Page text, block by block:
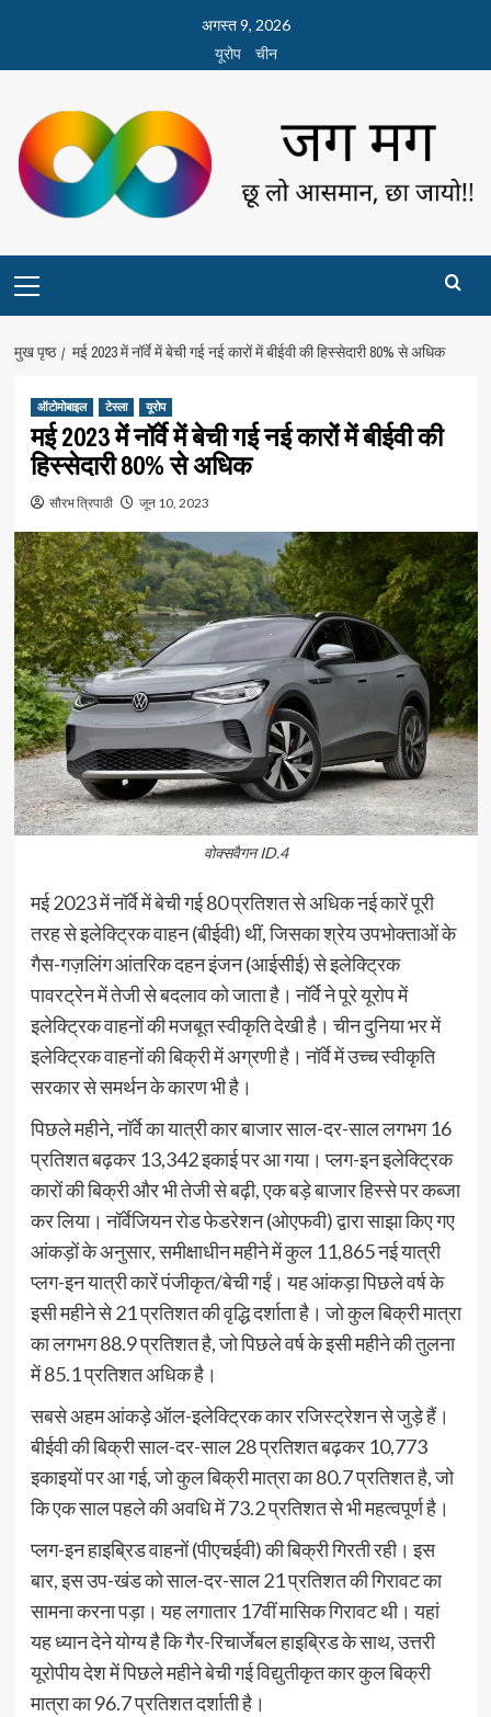
पर
अगस्त 9, 2026
यूरोप
चीन
Menu
मुख पृष्ठ मई 2023 में नॉर्वे में बेची गई नई कारों में बीईवी की हिस्सेदारी 80% से अधिक
ऑटोमोबाइल टेस्ला यूरोप
मई 2023 में नॉर्वे में बेची गई नई कारों में बीईवी की
हिस्सेदारी 80% से अधिक
सौरभ त्रिपाठी जून 10, 2023
वोक्सवैगन ID.4
मई 2023 में नॉर्वे में बेची गई 80 प्रतिशत से अधिक नई कारें पूरी
तरह से इलेक्ट्रिक वाहन (बीईवी) थीं, जिसका श्रेय उपभोक्ताओं के
गैस-गज़लिंग आंतरिक दहन इंजन (आईसीई) से इलेक्ट्रिक
पावरट्रेन में तेजी से बदलाव को जाता है। नॉर्वे ने पूरे यूरोप में
इलेक्ट्रिक वाहनों की मजबूत स्वीकृति देखी है। चीन दुनिया भर में
इलेक्ट्रिक वाहनों की बिक्री में अग्रणी है। नॉर्वे में उच्च स्वीकृति
सरकार से समर्थन के कारण भी है।
पिछले महीने, नॉर्वे का यात्री कार बाजार साल-दर-साल लगभग 16
प्रतिशत बढ़कर 13,342 इकाई पर आ गया। प्लग-इन इलेक्ट्रिक
कारों की बिक्री और भी तेजी से बढ़ी, एक बड़े बाजार हिस्से पर कब्जा
कर लिया। नॉर्वेजियन रोड फेडरेशन (ओएफवी) द्वारा साझा किए गए
आंकड़ों के अनुसार, समीक्षाधीन महीने में कुल 11,865 नई यात्री
प्लग-इन यात्री कारें पंजीकृत/बेची गईं। यह आंकड़ा पिछले वर्ष के
इसी महीने से 21 प्रतिशत की वृद्धि दर्शाता है। जो कुल बिक्री मात्रा
का लगभग 88.9 प्रतिशत है, जो पिछले वर्ष के इसी महीने की तुलना
में 85.1 प्रतिशत अधिक है।
सबसे अहम आंकड़े ऑल-इलेक्ट्रिक कार रजिस्ट्रेशन से जुड़े हैं।
बीईवी की बिक्री साल-दर-साल 28 प्रतिशत बढ़कर 10,773
इकाइयों पर आ गई, जो कुल बिक्री मात्रा का 80.7 प्रतिशत है, जो
कि एक साल पहले की अवधि में 73.2 प्रतिशत से भी महत्वपूर्ण है।
प्लग-इन हाइब्रिड वाहनों (पीएचईवी) की बिक्री गिरती रही। इस
बार, इस उप-खंड को साल-दर-साल 21 प्रतिशत की गिरावट का
सामना करना पड़ा। यह लगातार 17वीं मासिक गिरावट थी। यहां
यह ध्यान देने योग्य है कि गैर-रिचार्जेबल हाइब्रिड के साथ, उत्तरी
यूरोपीय देश में पिछले महीने बेची गई विद्युतीकृत कार कुल बिक्री
मात्रा का 96.7 प्रतिशत दर्शाती है।